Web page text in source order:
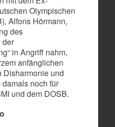
Olympischen
Alfons Hörmann,
des
der
in Angriff nahm,
anfänglichen
Disharmonie und
noch für
und dem DOSB.